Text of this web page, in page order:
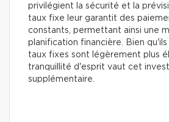
privilégient la sécurité et la
taux fixe leur garantit des
constants, permettant ainsi une
planification financière. Bien
taux fixes sont légèrement plus
tranquillité d'esprit vaut cet
supplémentaire.